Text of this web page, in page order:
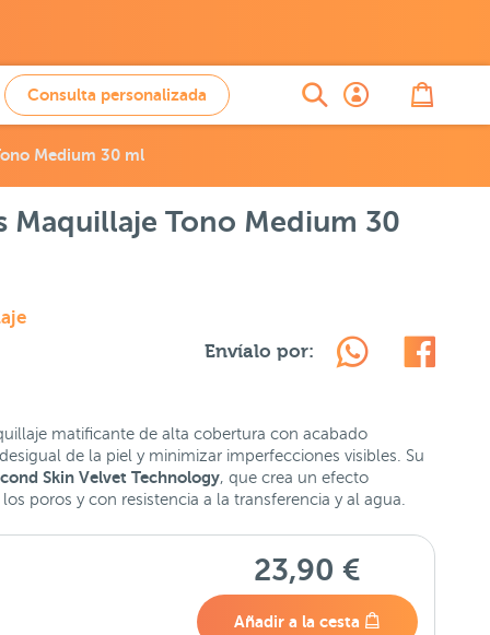
Consulta personalizada
Medium 30 ml
Maquillaje Tono Medium 30
Envíalo por:
matificante de alta cobertura con acabado
de la piel y minimizar imperfecciones visibles. Su
Skin Velvet Technology, que crea un efecto
poros y con resistencia a la transferencia y al agua.
23,90 €
Añadir a la cesta